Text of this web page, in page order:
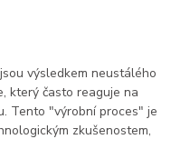
výsledkem neustálého
který často reaguje na
Tento "výrobní proces" je
zkušenostem,